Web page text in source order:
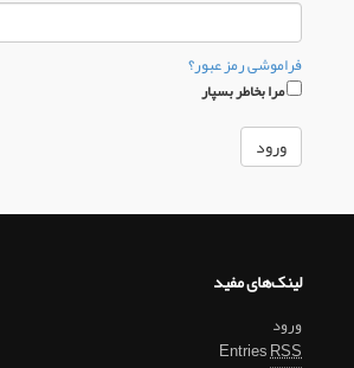
فراموشی رمز عبور؟
مرا بخاطر بسپار
لینک‌های مفید
ورود
EntriesRSS